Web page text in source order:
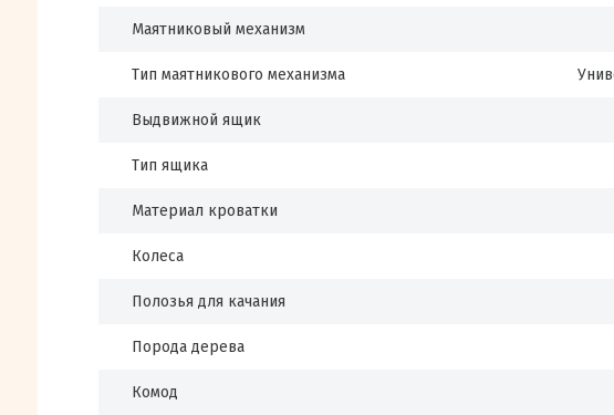
Маятниковый механизм
Тип маятникового механизма
Выдвижной ящик
Тип ящика
Материал кроватки
Колеса
Полозья для качания
Порода дерева
Комод